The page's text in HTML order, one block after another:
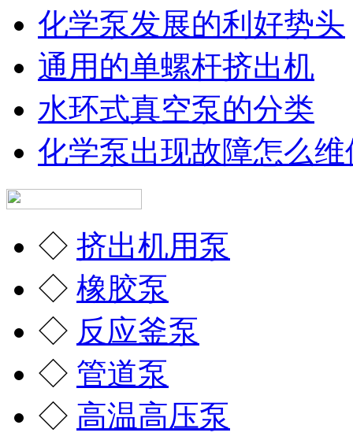
化学泵发展的利好势头
通用的单螺杆挤出机
水环式真空泵的分类
化学泵出现故障怎么维
◇ 挤出机用泵
◇ 橡胶泵
◇ 反应釜泵
◇ 管道泵
◇ 高温高压泵